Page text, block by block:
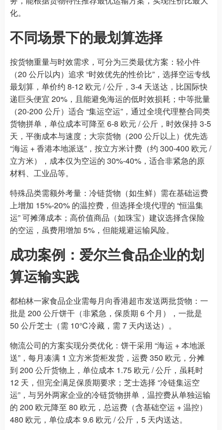
化。
不同场景下的最划算选择
按货物重量与时效需求，可分为三类最优方案：轻小件
（20 公斤以内）追求 “时效优先的性价比”，选择空运专线
最划算，单价约 8-12 欧元 / 公斤，3-4 天送达，比国际快
递巨头便宜 20%，且能避免海运的低时效损耗；中等批量
（20-200 公斤）适合 “集运空运”，通过全境代理整合同类
货物拼单，单位成本可降至 6-8 欧元 / 公斤，时效保持 3-5
天，平衡成本与速度；大宗货物（200 公斤以上）优先选
“海运 + 香港本地派送”，按立方米计费（约 300-400 欧元 /
立方米），成本仅为空运的 30%-40%，适合非紧急的原
材料、工业品等。
特殊品类需额外考量：冷链货物（如生鲜）需在基础运费
上增加 15%-20% 的温控费，但选择全境代理的 “恒温集
运” 可摊薄成本；高价值商品（如珠宝）建议选择含保险
的空运，虽费用增加 5%，但能规避运输风险。
成功案例：爱尔兰食品企业的划
算运输实践
都柏林一家食品企业需每月向香港超市发送两批货物：一
批是 200 公斤饼干（非紧急，保质期 6 个月），一批是
50 公斤芝士（需 10℃冷藏，需 7 天内送达）。
物流公司的方案实现分类优化：饼干采用 “海运 + 本地派
送”，每月凑满 1 立方米货柜发货，运费 350 欧元，分摊
到 200 公斤货物上，单位成本 1.75 欧元 / 公斤，虽耗时
12 天，但完全满足保质期要求；芝士选择 “冷链集运空
运”，与另外两家企业的冷链货物拼单，温控费从单独运输
的 200 欧元降至 80 欧元，总运费（含基础空运 + 温控）
480 欧元，单位成本 9.6 欧元 / 公斤，5 天内送达。